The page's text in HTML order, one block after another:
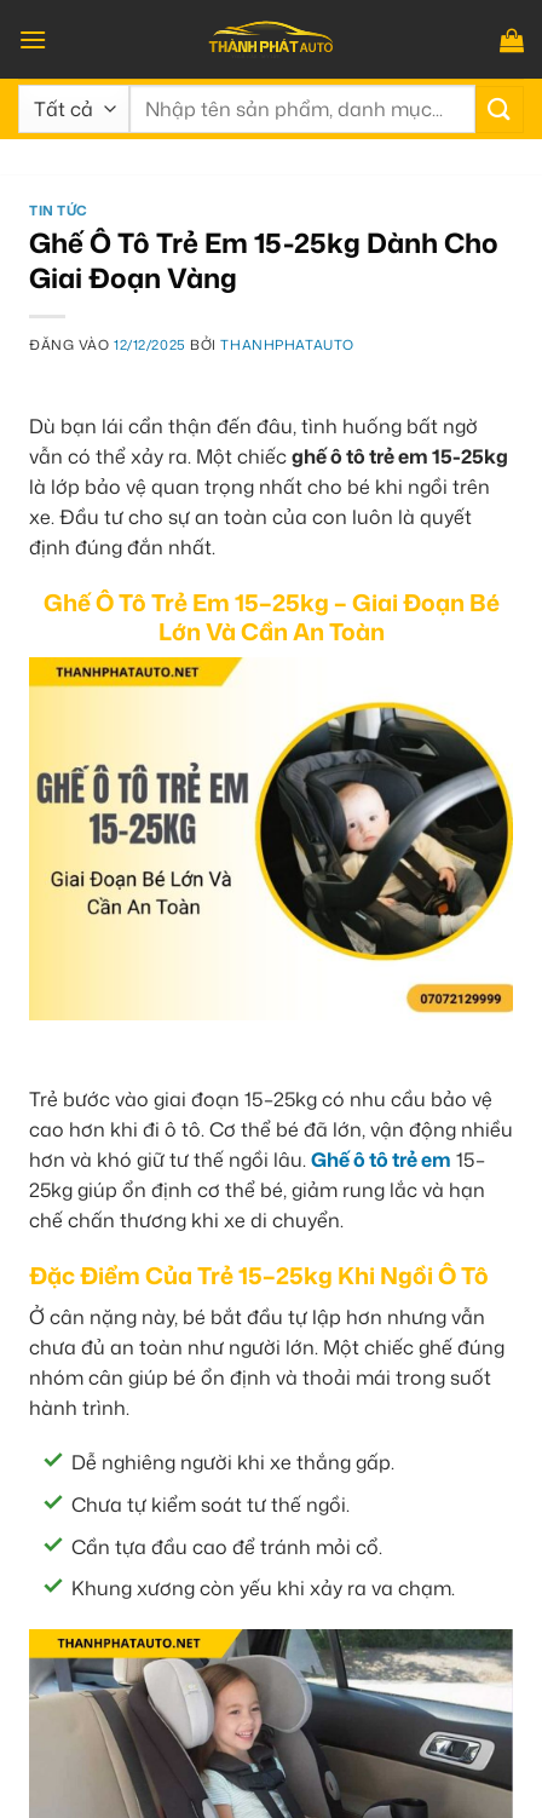
qua
nội
dung
Tìm
TIN TỨC
Ghế Ô Tô Trẻ Em 15-25kg Dành Cho
Giai Đoạn Vàng
ĐĂNG VÀO12/12/2025 BỞITHANHPHATAUTO
Dù bạn lái cẩn thận đến đâu, tình huống bất ngờ
vẫn có thể xảy ra. Một chiếcghế ô tô trẻ em 15-25kg
là lớp bảo vệ quan trọng nhất cho bé khi ngồi trên
xe. Đầu tư cho sự an toàn của con luôn là quyết
định đúng đắn nhất.
Ghế Ô Tô Trẻ Em 15–25kg – Giai Đoạn Bé
Lớn Và Cần An Toàn
Trẻ bước vào giai đoạn 15–25kg có nhu cầu bảo vệ
cao hơn khi đi ô tô. Cơ thể bé đã lớn, vận động nhiều
hơn và khó giữ tư thế ngồi lâu.Ghế ô tô trẻ em 15–
25kg giúp ổn định cơ thể bé, giảm rung lắc và hạn
chế chấn thương khi xe di chuyển.
Đặc Điểm Của Trẻ 15–25kg Khi Ngồi Ô Tô
Ở cân nặng này, bé bắt đầu tự lập hơn nhưng vẫn
chưa đủ an toàn như người lớn. Một chiếc ghế đúng
nhóm cân giúp bé ổn định và thoải mái trong suốt
hành trình.
Dễ nghiêng người khi xe thắng gấp.
Chưa tự kiểm soát tư thế ngồi.
Cần tựa đầu cao để tránh mỏi cổ.
Khung xương còn yếu khi xảy ra va chạm.